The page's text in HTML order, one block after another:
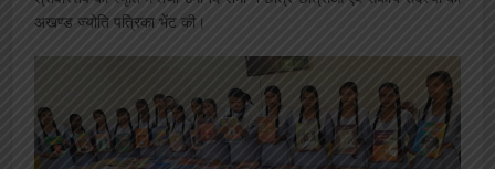
अखण्ड ज्योति पत्रिका भेंट की।